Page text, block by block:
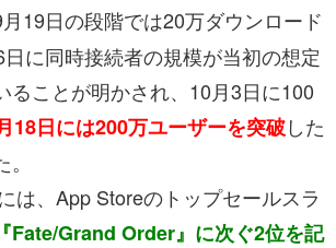
19日の段階では20万ダウンロード
に同時接続者の規模が当初の想定
ることが明かされ、10月3日に100
18日には200万ユーザーを突破した
は、App Storeのトップセールスラ
『Fate/Grand Order』に次ぐ2位を記